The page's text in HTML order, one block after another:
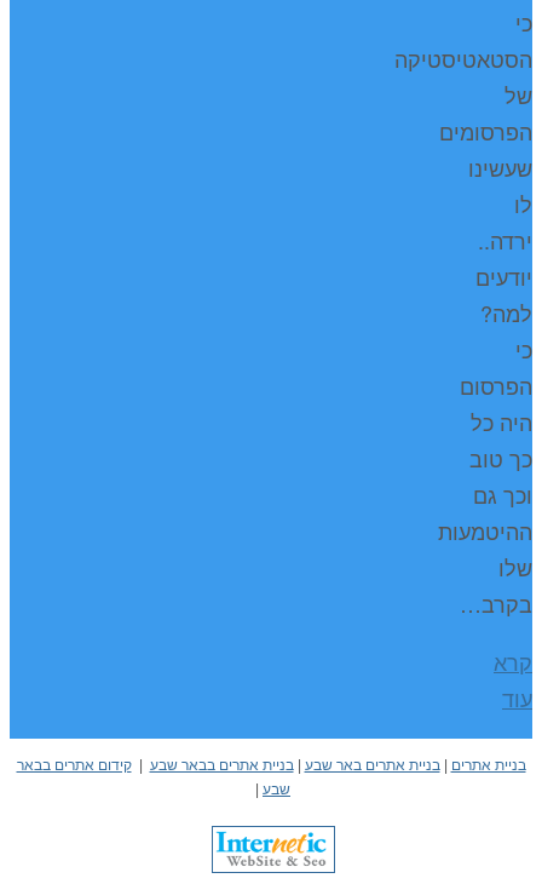
כי
הסטאטיסטיקה
של
הפרסומים
שעשינו
לו
ירדה..
יודעים
למה?
כי
הפרסום
היה כל
כך טוב
וכך גם
ההיטמעות
שלו
בקרב…
קרא
עוד
בניית אתרים |בניית אתרים באר שבע |בניית אתרים בבאר שבע |קידום אתרים בבאר
שבע